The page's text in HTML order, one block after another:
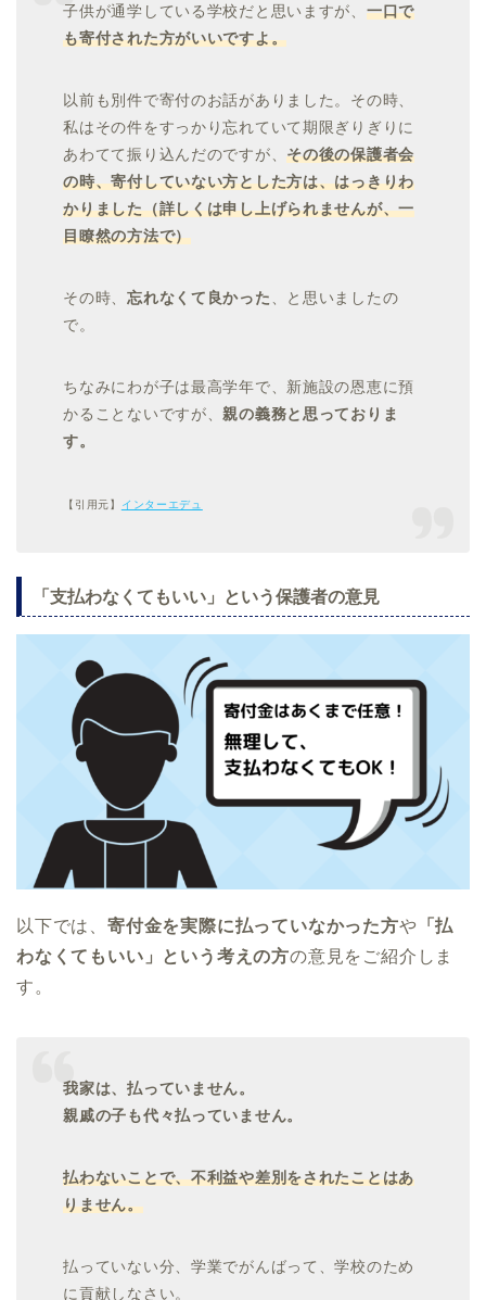
子供が通学している学校だと思いますが、 一口で
も寄付された方がいいですよ。
以前も別件で寄付のお話がありました。その時、
私はその件をすっかり忘れていて期限ぎりぎりに
あわてて振り込んだのですが、その後の保護者会
の時、寄付していない方とした方は、はっきりわ
かりました（詳しくは申し上げられませんが、一
目瞭然の方法で）
その時、忘れなくて良かった 、と思いましたの
で。
ちなみにわが子は最高学年で、新施設の恩恵に預
かることないですが、親の義務と思っておりま
す。
【引用元】 インターエデュ
「支払わなくてもいい 」という保護者の意見
以下では、 寄付金を実際に払っていなかった方や 「払
わなくてもいい」という考えの方の意見をご紹介しま
す。
我家は、払っていません。
親戚の子も代々払っていません。
払わないことで、不利益や差別をされたことはあ
りません。
払っていない分、学業でがんばって、学校のため
に貢献しなさい。